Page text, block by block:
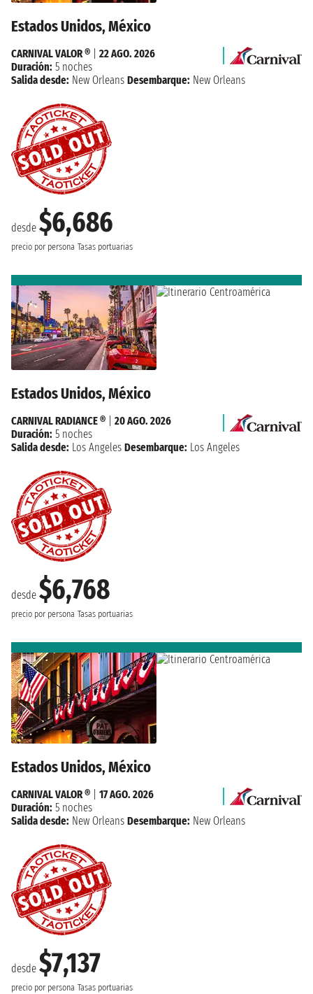
Estados Unidos, México
desde $6,686
precio por persona Tasas portuarias
CARNIVAL VALOR ®
22 AGO. 2026
Duración: 5 noches
Salida desde: New Orleans Desembarque: New Orleans
Estados Unidos, México
desde $6,768
precio por persona Tasas portuarias
CARNIVAL RADIANCE ®
20 AGO. 2026
Duración: 5 noches
Salida desde: Los Angeles Desembarque: Los Angeles
Estados Unidos, México
desde $7,137
precio por persona Tasas portuarias
CARNIVAL VALOR ®
17 AGO. 2026
Duración: 5 noches
Salida desde: New Orleans Desembarque: New Orleans